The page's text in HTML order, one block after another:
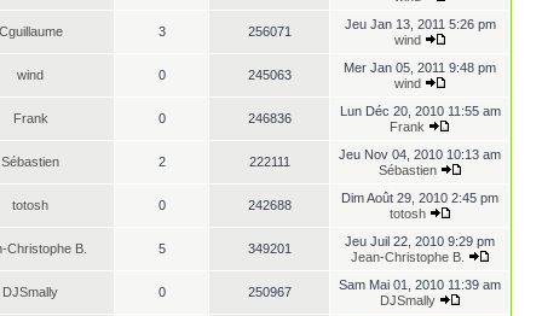
3 256071
Jeu Jan 13, 2011 5:26 pm
wind
wind 0 245063
Mer Jan 05, 2011 9:48 pm
wind
Frank 0 246836
Lun Déc 20, 2010 11:55 am
Frank
Sébastien 2 222111
Jeu Nov 04, 2010 10:13 am
Sébastien
totosh 0 242688
Dim Août 29, 2010 2:45 pm
totosh
Christophe B. 5 349201
Jeu Juil 22, 2010 9:29 pm
Jean-Christophe B.
DJSmally 0 250967
Sam Mai 01, 2010 11:39 am
DJSmally